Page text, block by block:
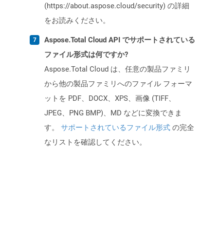
(https://about.aspose.cloud/security) の詳細
をお読みください。
Aspose.Total Cloud API でサポートされている
ファイル形式は何ですか?
Aspose.Total Cloud は、任意の製品ファミリ
から他の製品ファミリへのファイル フォーマ
ットを PDF、DOCX、XPS、画像 (TIFF、
JPEG、PNG BMP)、MD などに変換できま
す。 サポートされているファイル形式 の完全
なリストを確認してください。